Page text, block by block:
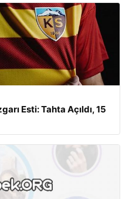
Esti: Tahta Açıldı, 15